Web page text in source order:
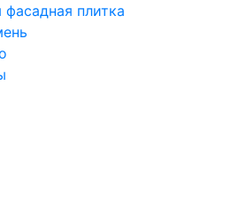
фасадная плитка